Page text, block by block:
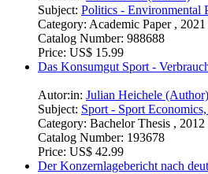
Subject: Politics - Environmental
Category: Academic Paper ,
Catalog Number: 988688
Price: US$ 15.99
Das Konsumgut Sport -
Autor:in: Julian Heichele (Author)
Subject: Sport - Sport
Category: Bachelor Thesis ,
Catalog Number: 193678
Price: US$ 42.99
Der Konzernlagebericht nach